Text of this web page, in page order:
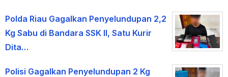
Polda Riau Gagalkan Penyelundupan 2,2
Kg Sabu di Bandara SSK II, Satu Kurir
Dita…
Polisi Gagalkan Penyelundupan 2 Kg